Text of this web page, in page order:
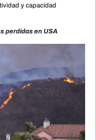
y capacidad
perdidas en USA